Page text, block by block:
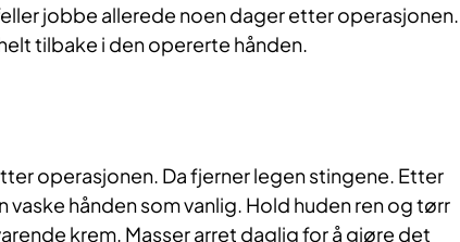
jobbe allerede noen dager etter operasjonen.
tilbake i den opererte hånden.
operasjonen. Da fjerner legen stingene. Etter
hånden som vanlig. Hold huden ren og tørr
krem. Masser arret daglig for å gjøre det